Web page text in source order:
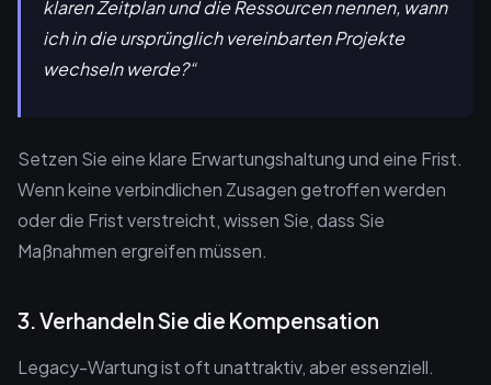
klaren Zeitplan und die Ressourcen nennen, wann
ich in die ursprünglich vereinbarten Projekte
wechseln werde?“
Setzen Sie eine klare Erwartungshaltung und eine Frist.
Wenn keine verbindlichen Zusagen getroffen werden
oder die Frist verstreicht, wissen Sie, dass Sie
Maßnahmen ergreifen müssen.
3. Verhandeln Sie die Kompensation
Legacy-Wartung ist oft unattraktiv, aber essenziell.